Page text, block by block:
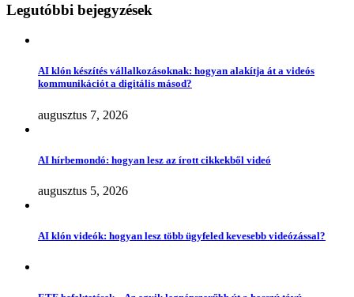
Legutóbbi bejegyzések
AI klón készítés vállalkozásoknak: hogyan alakítja át a videós
kommunikációt a digitális másod?
augusztus 7, 2026
AI hírbemondó: hogyan lesz az írott cikkekből videó
augusztus 5, 2026
AI klón videók: hogyan lesz több ügyfeled kevesebb videózással?